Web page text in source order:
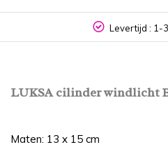
Levertijd : 1-
LUKSA cilinder windlicht
Maten: 13 x 15 cm